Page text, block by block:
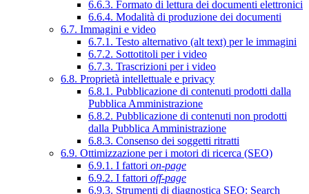
6.6.3. Formato di lettura dei documenti elettronici
6.6.4. Modalità di produzione dei documenti
6.7. Immagini e video
6.7.1. Testo alternativo (alt text) per le immagini
6.7.2. Sottotitoli per i video
6.7.3. Trascrizioni per i video
6.8. Proprietà intellettuale e privacy
6.8.1. Pubblicazione di contenuti prodotti dalla
Pubblica Amministrazione
6.8.2. Pubblicazione di contenuti non prodotti
dalla Pubblica Amministrazione
6.8.3. Consenso dei soggetti ritratti
6.9. Ottimizzazione per i motori di ricerca (SEO)
6.9.1. I fattori on-page
6.9.2. I fattori off-page
6.9.3. Strumenti di diagnostica SEO: Search